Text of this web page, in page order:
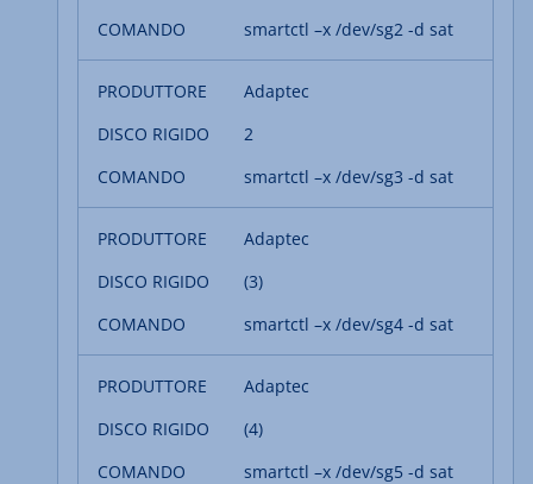
smartctl –x /dev/sg2 -d sat
Adaptec
2
smartctl –x /dev/sg3 -d sat
Adaptec
(3)
smartctl –x /dev/sg4 -d sat
Adaptec
(4)
smartctl –x /dev/sg5 -d sat